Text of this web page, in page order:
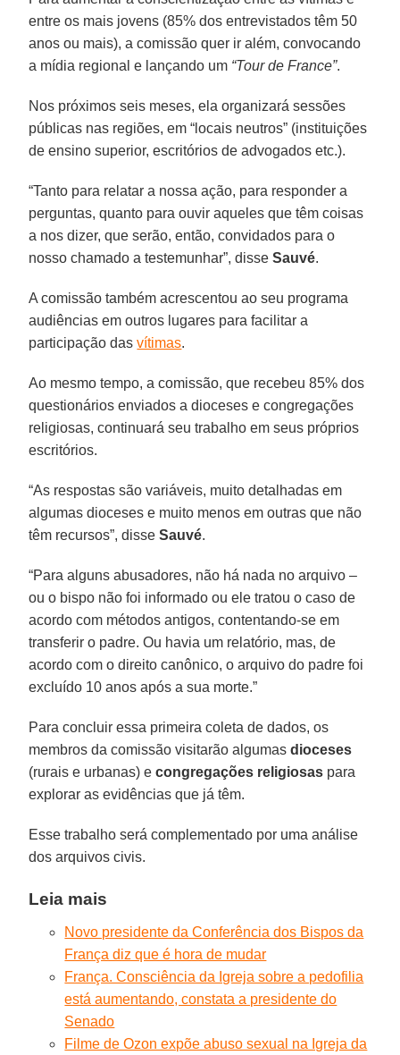
entre os mais jovens (85% dos entrevistados têm 50
anos ou mais), a comissão quer ir além, convocando
a mídia regional e lançando um “Tour de France”.
Nos próximos seis meses, ela organizará sessões
públicas nas regiões, em “locais neutros” (instituições
de ensino superior, escritórios de advogados etc.).
“Tanto para relatar a nossa ação, para responder a
perguntas, quanto para ouvir aqueles que têm coisas
a nos dizer, que serão, então, convidados para o
nosso chamado a testemunhar”, disseSauvé.
A comissão também acrescentou ao seu programa
audiências em outros lugares para facilitar a
participação dasvítimas.
Ao mesmo tempo, a comissão, que recebeu 85% dos
questionários enviados a dioceses e congregações
religiosas, continuará seu trabalho em seus próprios
escritórios.
“As respostas são variáveis, muito detalhadas em
algumas dioceses e muito menos em outras que não
têm recursos”, disseSauvé.
“Para alguns abusadores, não há nada no arquivo –
ou o bispo não foi informado ou ele tratou o caso de
acordo com métodos antigos, contentando-se em
transferir o padre. Ou havia um relatório, mas, de
acordo com o direito canônico, o arquivo do padre foi
excluído 10 anos após a sua morte.”
Para concluir essa primeira coleta de dados, os
membros da comissão visitarão algumasdioceses
(rurais e urbanas) econgregações religiosas para
explorar as evidências que já têm.
Esse trabalho será complementado por uma análise
dos arquivos civis.
Leia mais
Novo presidente da Conferência dos Bispos da
França diz que é hora de mudar
França. Consciência da Igreja sobre a pedofilia
está aumentando, constata a presidente do
Senado
Filme de Ozon expõe abuso sexual na Igreja da